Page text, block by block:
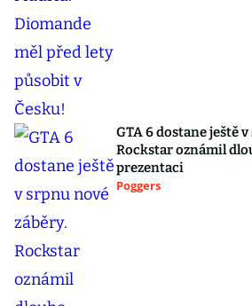
GTA 6 dostane ještě
Rockstar oznámil
prezentaci
Poggers